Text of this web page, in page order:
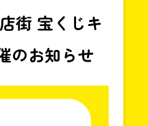
街 宝くじキ
のお知らせ